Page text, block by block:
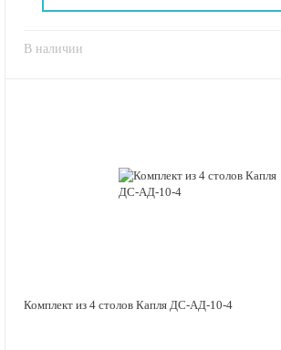
В наличии
Комплект из 4 столов Капля ДС-АД-10-4